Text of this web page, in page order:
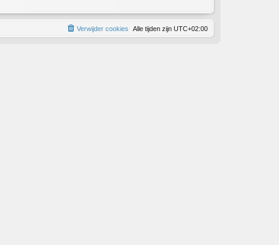
Alle tijden zijn UTC+02:00
Verwijder cookies